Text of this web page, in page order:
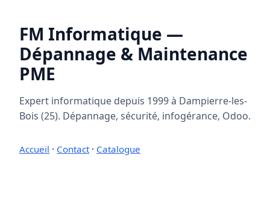
FM Informatique —
Dépannage & Maintenance
PME
Expert informatique depuis 1999 à Dampierre-les-
Bois (25). Dépannage, sécurité, infogérance, Odoo.
Accueil · Contact· Catalogue